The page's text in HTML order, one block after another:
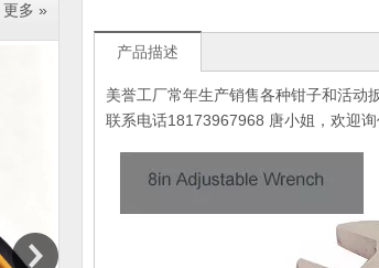
更多 »
产品描述
美誉工厂常年生产销售各种钳子和活动
联系电话18173967968 唐小姐，欢迎